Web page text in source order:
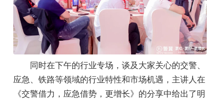
同时在下午的行业专场，谈及大家关心的交警、
应急、铁路等领域的行业特性和市场机遇，主讲人在
《交警借力，应急借势，更增长》的分享中给出了明